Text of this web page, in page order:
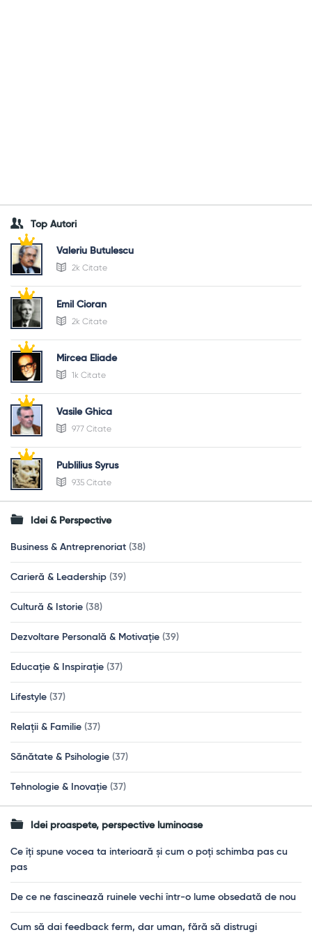
Top Autori
Valeriu Butulescu
2k Citate
Emil Cioran
2k Citate
Mircea Eliade
1k Citate
Vasile Ghica
977 Citate
Publilius Syrus
935 Citate
Idei & Perspective
Business & Antreprenoriat (38)
Carieră & Leadership (39)
Cultură & Istorie (38)
Dezvoltare Personală & Motivație (39)
Educație & Inspirație (37)
Lifestyle (37)
Relații & Familie (37)
Sănătate & Psihologie (37)
Tehnologie & Inovație (37)
Idei proaspete, perspective luminoase
Ce îți spune vocea ta interioară și cum o poți schimba pas cu
pas
De ce ne fascinează ruinele vechi într-o lume obsedată de nou
Cum să dai feedback ferm, dar uman, fără să distrugi